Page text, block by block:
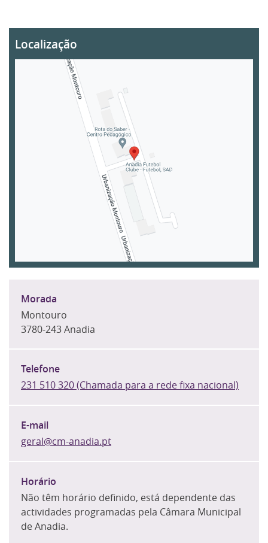
Montouro
3780-243 Anadia
231 510 320 (Chamada para a rede fixa nacional)
geral@cm-anadia.pt
Não têm horário definido, está dependente das
actividades programadas pela Câmara Municipal
de Anadia.